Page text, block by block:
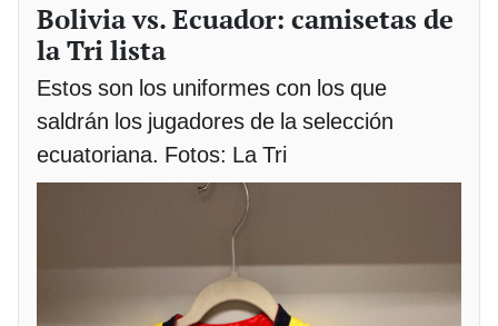
Bolivia vs. Ecuador: camisetas de
la Tri lista
Estos son los uniformes con los que
saldrán los jugadores de la selección
ecuatoriana. Fotos: La Tri